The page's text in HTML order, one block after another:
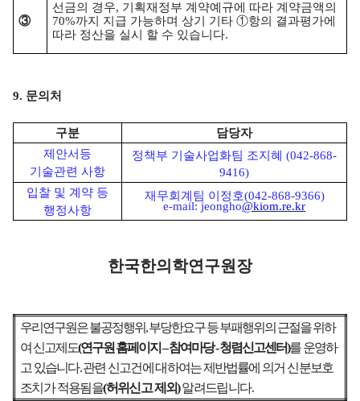
③
선금의 경우, 기획재정부 계약예규에 따라 계약금액의
70%까지 지급 가능하며 상기 기타 ①항의 결과평가에
따라 정산을 실시 할 수 있습니다.
9. 문의처
구분
담당자
제안서등
기술관련 사항
정책부 기술사업화팀 조지혜 (042-868-
9416)
입찰 및 계약 등
행정사항
재무회계팀 이정호(042-868-9366)
e-mail: jeongho@kiom.re.kr
한국한의학연구원장
우리연구원은 불공정행위,부당한요구 등 부패행위의 근절을 위하
여 신고제도(연구원 홈페이지–참여마당-청렴신고센터)를 운영하
고 있습니다.관련 신고건에 대하여는 제반법률에 의거 신분보호
조치가 적용됨을(허위신고 제외)알려드립니다.